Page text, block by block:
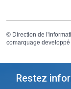
© Direction de
comarquage
Restez